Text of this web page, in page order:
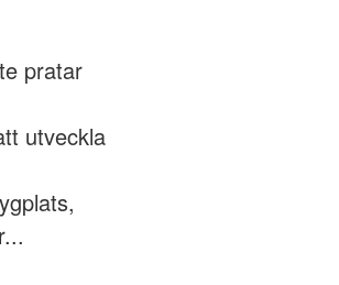
pratar
utveckla